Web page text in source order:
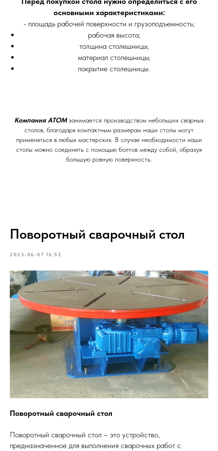
основными характеристиками:
- площадь рабочей поверхности и грузоподъемность;
рабочая высота;
толщина столешницы;
материал столешницы;
покрытие столешницы.
Компания АТОМзанимается производством небольших сварных
столов, благодаря компактным размерам наши столы могут
применяться в любых мастерских. В случае необходимости наши
столы можно соединять с помощью болтов между собой, образуя
большую ровную поверхность.
Поворотный сварочный стол
2023-06-07 16:52
Поворотный сварочный стол
Поворотный сварочный стол – это устройство,
предназначенное для выполнения сварочных работ с